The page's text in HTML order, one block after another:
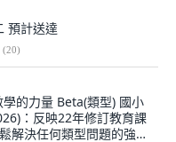
預計送達
(20)
的力量 Beta(類型) 國小
：反映22年修訂教育課
解決任何類型問題的強力